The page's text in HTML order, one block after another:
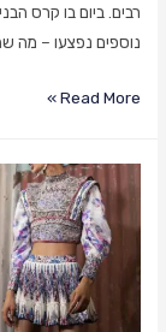
נוספים נפצעו – מה
שבוע
לטובת
והוגן
Read More »